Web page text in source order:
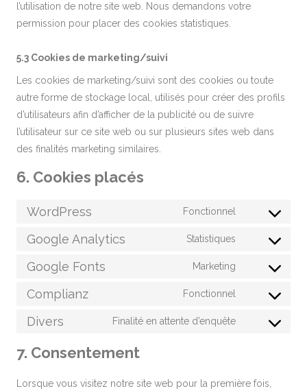
l’utilisation de notre site web. Nous demandons votre
permission pour placer des cookies statistiques.
5.3 Cookies de marketing/suivi
Les cookies de marketing/suivi sont des cookies ou toute
autre forme de stockage local, utilisés pour créer des profils
d’utilisateurs afin d’afficher de la publicité ou de suivre
l’utilisateur sur ce site web ou sur plusieurs sites web dans
des finalités marketing similaires.
6. Cookies placés
WordPress Fonctionnel
Consent
wordpress
Google Analytics Statistiques
Consent
google-
Google Fonts Marketing
Consent
google-
Complianz Fonctionnel
Consent
Divers Finalité en attente d’enquête
Consent
divers
7. Consentement
Lorsque vous visitez notre site web pour la première fois,